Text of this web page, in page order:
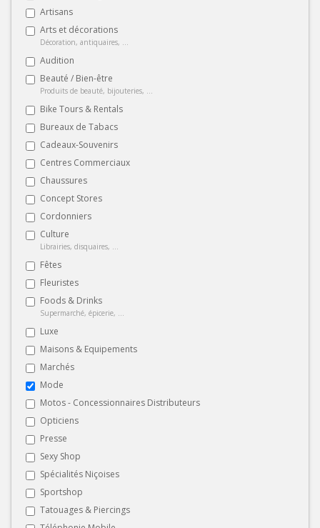
Artisans
Arts et décorations
Décoration, antiquaires, ...
Audition
Beauté / Bien-être
Produits de beauté, bijouteries, ...
Bike Tours & Rentals
Bureaux de Tabacs
Cadeaux-Souvenirs
Centres Commerciaux
Chaussures
Concept Stores
Cordonniers
Culture
Librairies, disquaires, ...
Fêtes
Fleuristes
Foods & Drinks
Supermarché, épicerie, ...
Luxe
Maisons & Equipements
Marchés
Mode
Motos - Concessionnaires Distributeurs
Opticiens
Presse
Sexy Shop
Spécialités Niçoises
Sportshop
Tatouages & Piercings